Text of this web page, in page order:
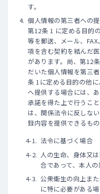
す。
個人情報の第三者への
第12条 1 に定める目的
等を郵送、メール、
項を含む契約を結んだ
があります。尚、第12
だいた個人情報を第三
条 1に定める目的の他
へ提供する場合には、
承諾を得た上で行うこ
は、関係法令に反しな
録内容を提供できるもの
法令に基づく場合
人の生命、身体又
合であって、本人
公衆衛生の向上ま
に特に必要がある